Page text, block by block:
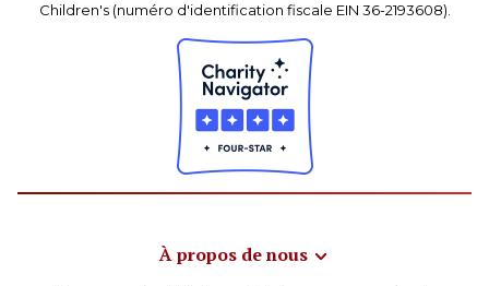
Children's (numéro d'identification fiscale EIN 36-2193608).
À propos de nous